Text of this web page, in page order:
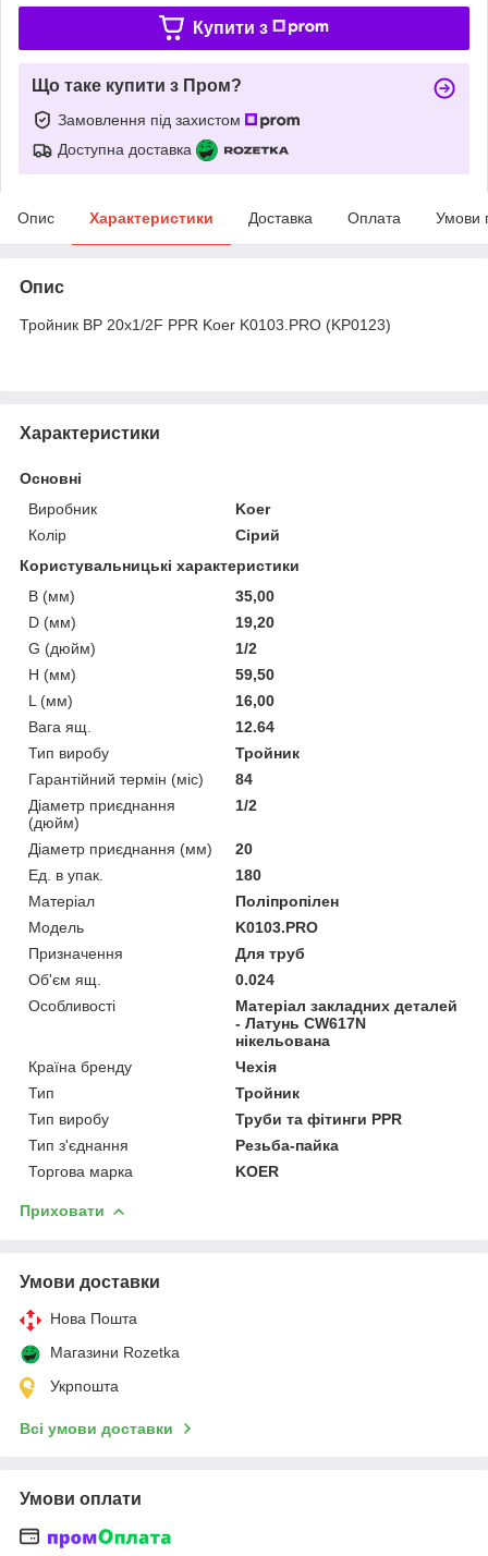
Купити з
Що таке купити з Пром?
Замовлення під захистом
Доступна доставка
Опис Характеристики Доставка Оплата Умови
Опис
Тройник ВР 20x1/2F PPR Koer K0103.PRO (KP0123)
Характеристики
Основні
Виробник
Koer
Колір
Сірий
Користувальницькі характеристики
B (мм)
35,00
D (мм)
19,20
G (дюйм)
1/2
H (мм)
59,50
L (мм)
16,00
Вага ящ.
12.64
Тип виробу
Тройник
Гарантійний термін (міс)
84
Діаметр приєднання
(дюйм)
1/2
Діаметр приєднання (мм)
20
Ед. в упак.
180
Матеріал
Поліпропілен
Мoдель
K0103.PRO
Призначення
Для труб
Об'єм ящ.
0.024
Особливості
Матеріал закладних деталей
- Латунь CW617N
нікельована
Країна бренду
Чехія
Тип
Тройник
Тип виробу
Труби та фітинги PPR
Тип з'єднання
Резьба-пайка
Торгова марка
KOER
Приховати
Умови доставки
Нова Пошта
Магазини Rozetka
Укрпошта
Всі умови доставки
Умови оплати